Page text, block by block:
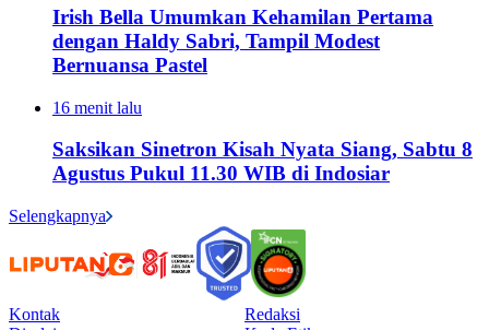
Irish Bella Umumkan Kehamilan Pertama
dengan Haldy Sabri, Tampil Modest
Bernuansa Pastel
16 menit lalu
Saksikan Sinetron Kisah Nyata Siang, Sabtu 8
Agustus Pukul 11.30 WIB di Indosiar
Selengkapnya
Kontak
Redaksi